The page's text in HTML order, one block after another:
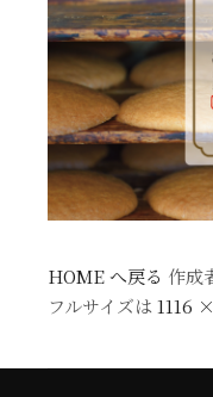
HOME へ戻る 作成
フルサイズは1116